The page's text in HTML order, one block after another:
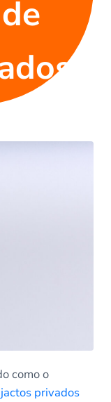
como o
privados